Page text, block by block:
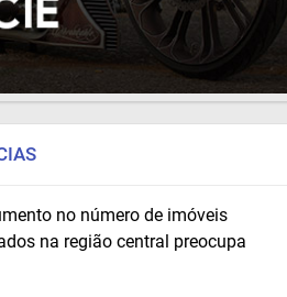
no número de imóveis
na região central preocupa